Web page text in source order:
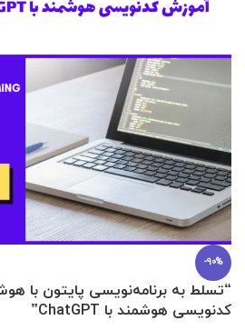
-90%
“تسلط به برنامه‌نویسی پایتون با
کدنویسی هوشمند با ChatGPT”